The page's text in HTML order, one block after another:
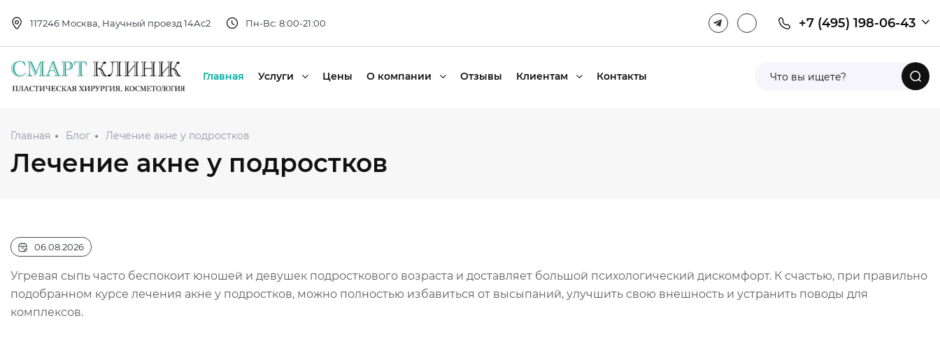
117246 Москва, Научный проезд 14Ас2 Пн-Вс: 8:00-21:00 +7 (495) 198-06-43
Главная Услуги Цены О компании Отзывы Клиентам Контакты
Главная Блог Лечение акне у подростков
Лечение акне у подростков
06.08.2026
Угревая сыпь часто беспокоит юношей и девушек подросткового возраста и доставляет большой психологический дискомфорт. К счастью, при правильно
подобранном курсе лечения акне у подростков, можно полностью избавиться от высыпаний, улучшить свою внешность и устранить поводы для
комплексов.